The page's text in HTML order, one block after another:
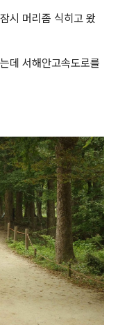
시 머리좀 식히고 왔
데 서해안고속도로를